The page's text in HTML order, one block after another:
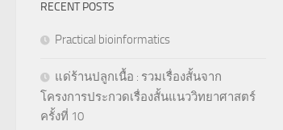
RECENT POSTS
Practical bioinformatics
แด่ร้านปลูกเนื้อ : รวมเรื่องสั้นจาก
โครงการประกวดเรื่องสั้นแนววิทยาศาสตร์
ครั้งที่ 10